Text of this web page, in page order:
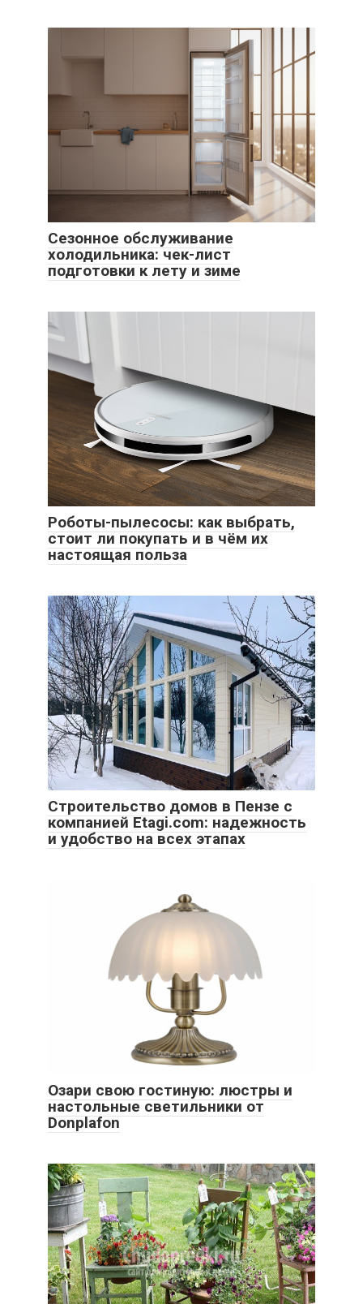
Сезонное обслуживание
холодильника: чек-лист
подготовки к лету и зиме
Роботы-пылесосы: как выбрать,
стоит ли покупать и в чём их
настоящая польза
Строительство домов в Пензе с
компанией Etagi.com: надежность
и удобство на всех этапах
Озари свою гостиную: люстры и
настольные светильники от
Donplafon